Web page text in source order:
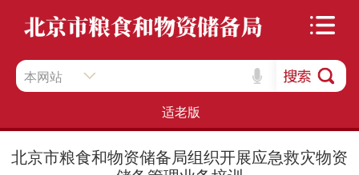
本网站
适老版
北京市粮食和物资储备局组织开展应急救灾物资